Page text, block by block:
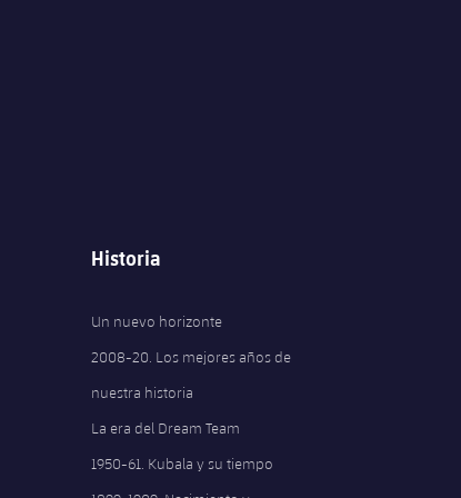
Historia
Un nuevo horizonte
2008-20. Los mejores años de
nuestra historia
La era del Dream Team
1950-61. Kubala y su tiempo